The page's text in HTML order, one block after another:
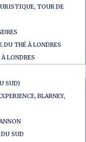
TOUR DE
THÉ À LONDRES
LONDRES
SUD)
BLARNEY,
SUD